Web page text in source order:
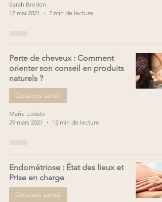
Sarah Bredon
17 mai 2021
7 min de lecture
Perte de cheveux : Comment
orienter son conseil en produits
naturels ?
Dossiers santé
Marie Lodato
29 mars 2021
12 min de lecture
Endométriose : État des lieux et
Prise en charge
Dossiers santé